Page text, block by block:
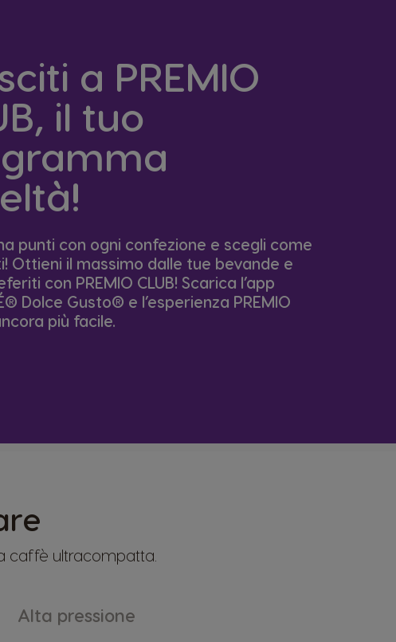
a PREMIO
il tuo
punti con ogni confezione e scegli come
Ottieni il massimo dalle tue bevande e
con PREMIO CLUB! Scarica l’app
Dolce Gusto® e l’esperienza PREMIO
più facile.
caffè ultracompatta.
Alta pressione